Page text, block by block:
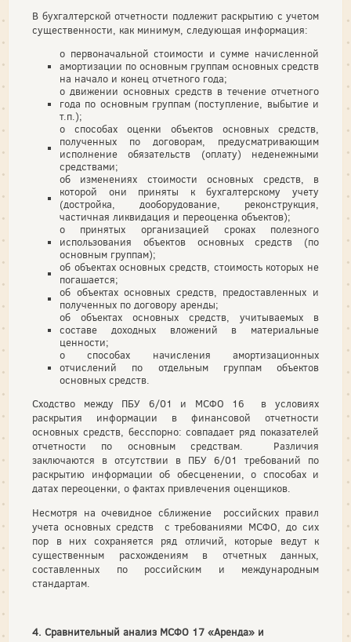
В бухгалтерской отчетности подлежит раскрытию с учетом
существенности, как минимум, следующая информация:
о первоначальной стоимости и сумме начисленной
амортизации по основным группам основных средств
на начало и конец отчетного года;
о движении основных средств в течение отчетного
года по основным группам (поступление, выбытие и
т.п.);
о способах оценки объектов основных средств,
полученных по договорам, предусматривающим
исполнение обязательств (оплату) неденежными
средствами;
об изменениях стоимости основных средств, в
которой они приняты к бухгалтерскому учету
(достройка, дооборудование, реконструкция,
частичная ликвидация и переоценка объектов);
о принятых организацией сроках полезного
использования объектов основных средств (по
основным группам);
об объектах основных средств, стоимость которых не
погашается;
об объектах основных средств, предоставленных и
полученных по договору аренды;
об объектах основных средств, учитываемых в
составе доходных вложений в материальные
ценности;
о способах начисления амортизационных
отчислений по отдельным группам объектов
основных средств.
Сходство между ПБУ 6/01 и МСФО 16 в условиях
раскрытия информации в финансовой отчетности
основных средств, бесспорно: совпадает ряд показателей
отчетности по основным средствам. Различия
заключаются в отсутствии в ПБУ 6/01 требований по
раскрытию информации об обесценении, о способах и
датах переоценки, о фактах привлечения оценщиков.
Несмотря на очевидное сближение российских правил
учета основных средств с требованиями МСФО, до сих
пор в них сохраняется ряд отличий, которые ведут к
существенным расхождениям в отчетных данных,
составленных по российским и международным
стандартам.
4. Сравнительный анализ МСФО 17 «Аренда» и